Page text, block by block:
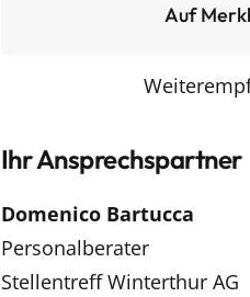
Auf
Ihr Ansprechspartner
Domenico Bartucca
Personalberater
Stellentreff Winterthur AG